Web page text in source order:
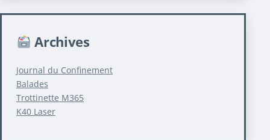
Archives
Journal du Confinement
Balades
Trottinette M365
K40 Laser